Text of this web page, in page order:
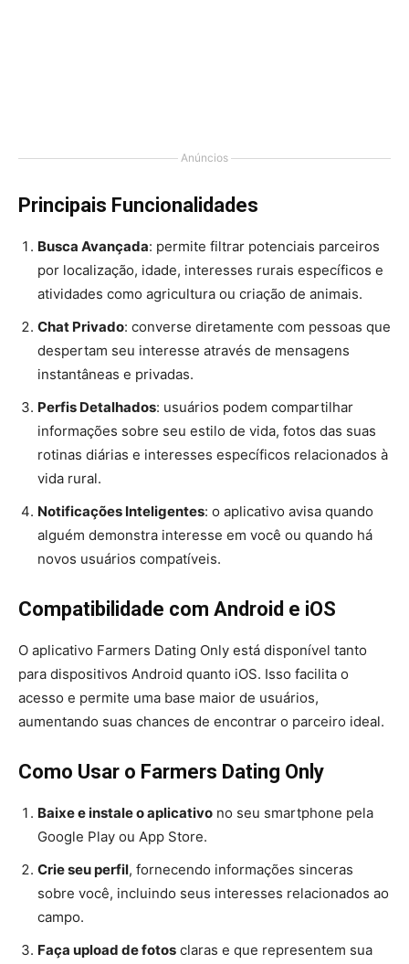
Anúncios
Principais Funcionalidades
Busca Avançada: permite filtrar potenciais parceiros
por localização, idade, interesses rurais específicos e
atividades como agricultura ou criação de animais.
Chat Privado: converse diretamente com pessoas que
despertam seu interesse através de mensagens
instantâneas e privadas.
Perfis Detalhados: usuários podem compartilhar
informações sobre seu estilo de vida, fotos das suas
rotinas diárias e interesses específicos relacionados à
vida rural.
Notificações Inteligentes: o aplicativo avisa quando
alguém demonstra interesse em você ou quando há
novos usuários compatíveis.
Compatibilidade com Android e iOS
O aplicativo Farmers Dating Only está disponível tanto
para dispositivos Android quanto iOS. Isso facilita o
acesso e permite uma base maior de usuários,
aumentando suas chances de encontrar o parceiro ideal.
Como Usar o Farmers Dating Only
Baixe e instale o aplicativo no seu smartphone pela
Google Play ou App Store.
Crie seu perfil, fornecendo informações sinceras
sobre você, incluindo seus interesses relacionados ao
campo.
Faça upload de fotos claras e que representem sua